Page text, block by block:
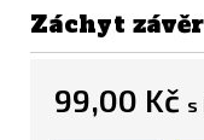
Záchyt
99,00 Kč s